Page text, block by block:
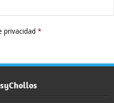
privacidad *